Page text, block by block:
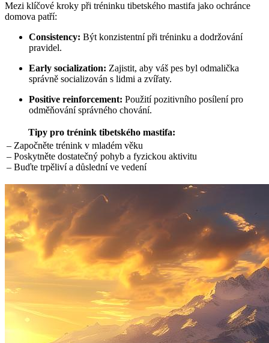
Mezi klíčové kroky při tréninku tibetského mastifa jako ochránce
domova patří:
Consistency: Být konzistentní při tréninku a dodržování
pravidel.
Early socialization: Zajistit, aby váš pes byl odmalička
správně socializován s lidmi a zvířaty.
Positive reinforcement: Použití pozitivního posílení pro
odměňování správného chování.
Tipy pro trénink tibetského mastifa:
– Započněte trénink v mladém věku
– Poskytněte dostatečný pohyb a fyzickou aktivitu
– Buďte trpěliví a důslední ve vedení